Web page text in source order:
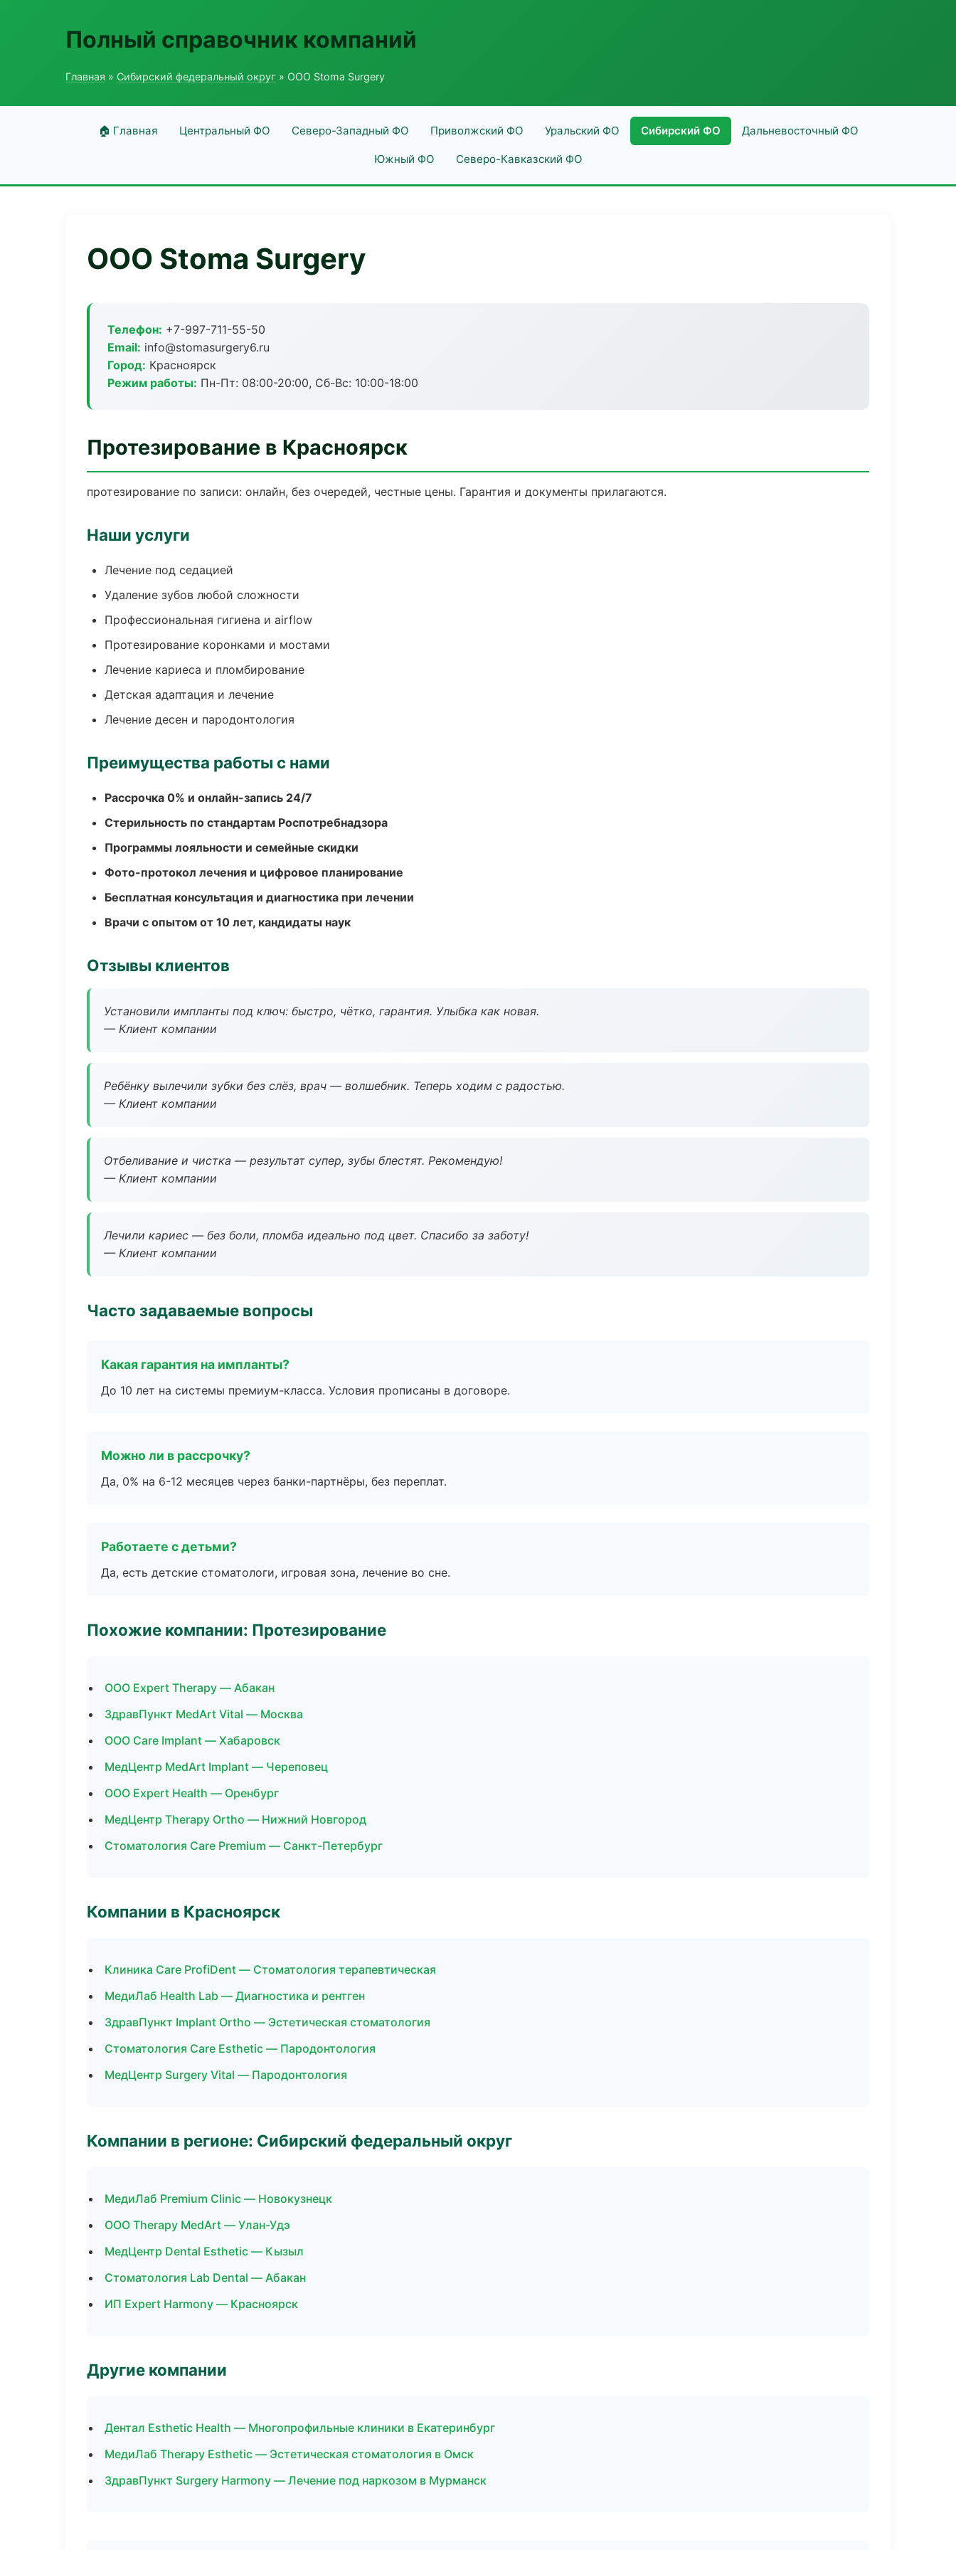
Полный справочник компаний
Главная » Сибирский федеральный округ » ООО Stoma Surgery
🏠 Главная Центральный ФО Северо-Западный ФО Приволжский ФО Уральский ФО Сибирский ФО Дальневосточный ФО
Южный ФО Северо-Кавказский ФО
ООО Stoma Surgery
Телефон: +7-997-711-55-50
Email: info@stomasurgery6.ru
Город: Красноярск
Режим работы: Пн-Пт: 08:00-20:00, Сб-Вс: 10:00-18:00
Протезирование в Красноярск
протезирование по записи: онлайн, без очередей, честные цены. Гарантия и документы прилагаются.
Наши услуги
Лечение под седацией
Удаление зубов любой сложности
Профессиональная гигиена и airflow
Протезирование коронками и мостами
Лечение кариеса и пломбирование
Детская адаптация и лечение
Лечение десен и пародонтология
Преимущества работы с нами
Рассрочка 0% и онлайн-запись 24/7
Стерильность по стандартам Роспотребнадзора
Программы лояльности и семейные скидки
Фото-протокол лечения и цифровое планирование
Бесплатная консультация и диагностика при лечении
Врачи с опытом от 10 лет, кандидаты наук
Отзывы клиентов
Установили импланты под ключ: быстро, чётко, гарантия. Улыбка как новая.
— Клиент компании
Ребёнку вылечили зубки без слёз, врач — волшебник. Теперь ходим с радостью.
— Клиент компании
Отбеливание и чистка — результат супер, зубы блестят. Рекомендую!
— Клиент компании
Лечили кариес — без боли, пломба идеально под цвет. Спасибо за заботу!
— Клиент компании
Часто задаваемые вопросы
Какая гарантия на импланты?
До 10 лет на системы премиум-класса. Условия прописаны в договоре.
Можно ли в рассрочку?
Да, 0% на 6-12 месяцев через банки-партнёры, без переплат.
Работаете с детьми?
Да, есть детские стоматологи, игровая зона, лечение во сне.
Похожие компании: Протезирование
ООО Expert Therapy — Абакан
ЗдравПункт MedArt Vital — Москва
ООО Care Implant — Хабаровск
МедЦентр MedArt Implant — Череповец
ООО Expert Health — Оренбург
МедЦентр Therapy Ortho — Нижний Новгород
Стоматология Care Premium — Санкт-Петербург
Компании в Красноярск
Клиника Care ProfiDent — Стоматология терапевтическая
МедиЛаб Health Lab — Диагностика и рентген
ЗдравПункт Implant Ortho — Эстетическая стоматология
Стоматология Care Esthetic — Пародонтология
МедЦентр Surgery Vital — Пародонтология
Компании в регионе: Сибирский федеральный округ
МедиЛаб Premium Clinic — Новокузнецк
ООО Therapy MedArt — Улан-Удэ
МедЦентр Dental Esthetic — Кызыл
Стоматология Lab Dental — Абакан
ИП Expert Harmony — Красноярск
Другие компании
Дентал Esthetic Health — Многопрофильные клиники в Екатеринбург
МедиЛаб Therapy Esthetic — Эстетическая стоматология в Омск
ЗдравПункт Surgery Harmony — Лечение под наркозом в Мурманск